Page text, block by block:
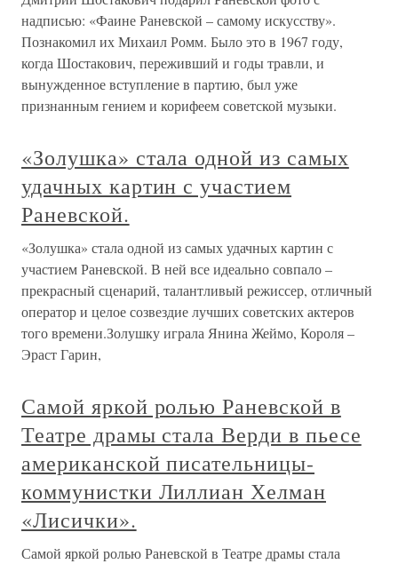
надписью: «Фаине Раневской – самому искусству».
Познакомил их Михаил Ромм. Было это в 1967 году,
когда Шостакович, переживший и годы травли, и
вынужденное вступление в партию, был уже
признанным гением и корифеем советской музыки.
«Золушка» стала одной из самых
удачных картин с участием
Раневской.
«Золушка» стала одной из самых удачных картин с
участием Раневской. В ней все идеально совпало –
прекрасный сценарий, талантливый режиссер, отличный
оператор и целое созвездие лучших советских актеров
того времени.Золушку играла Янина Жеймо, Короля –
Эраст Гарин,
Самой яркой ролью Раневской в
Театре драмы стала Верди в пьесе
американской писательницы-
коммунистки Лиллиан Хелман
«Лисички».
Самой яркой ролью Раневской в Театре драмы стала